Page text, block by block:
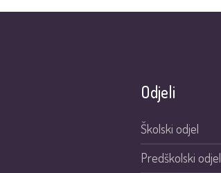
Odjeli
Školski odjel
Predškolski odjel